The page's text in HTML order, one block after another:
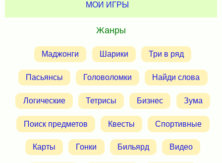
МОИ ИГРЫ
Жанры
Маджонги Шарики Три в ряд
Пасьянсы Головоломки Найди слова
Логические Тетрисы Бизнес Зума
Поиск предметов Квесты Спортивные
Карты Гонки Бильярд Видео